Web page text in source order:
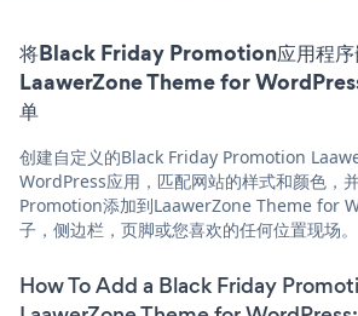
将Black Friday Promotion应用程序
LaawerZone Theme for
单
创建自定义的Black Friday Promotion
WordPress应用，匹配网站的样式和颜色，
Promotion添加到LaawerZone Theme for
子，侧边栏，页脚或您喜欢的任何位置现场。
How To Add a Black Friday